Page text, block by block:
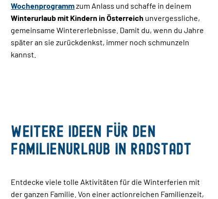
Wochenprogrammzum Anlass und schaffe in deinem
Winterurlaub mit Kindern in Österreich unvergessliche,
gemeinsame Wintererlebnisse. Damit du, wenn du Jahre
später an sie zurückdenkst, immer noch schmunzeln
kannst.
Weitere Ideen für den
Familienurlaub in Radstadt
Entdecke viele tolle Aktivitäten für die Winterferien mit
der ganzen Familie. Von einer actionreichen Familienzeit,